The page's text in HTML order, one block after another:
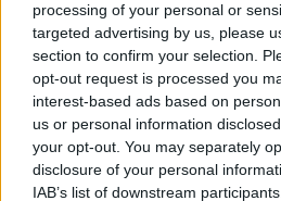
processing of your personal or
targeted advertising by us, please
section to confirm your selection.
opt-out request is processed you
interest-based ads based on
us or personal information
your opt-out. You may separately
disclosure of your personal
IAB’s list of downstream